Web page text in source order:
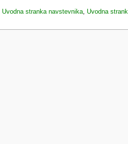
Uvodna stranka navstevnika, Uvodna